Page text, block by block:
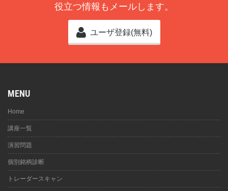
役立つ情報もメールします。
ユーザ登録(無料)
MENU
Home
講座一覧
演習問題
個別銘柄診断
トレーダースキャン